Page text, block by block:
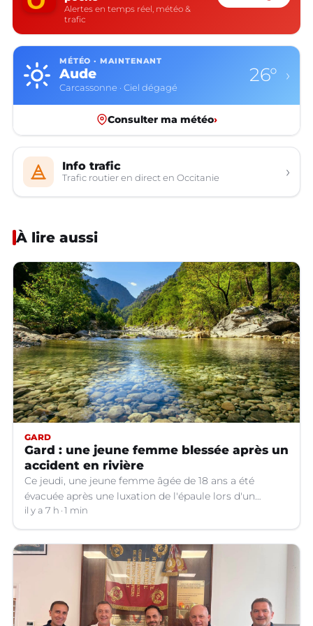
Alertes en temps réel, météo &
trafic
MÉTÉO · MAINTENANT
Aude
Carcassonne · Ciel dégagé
26° ›
Consulter ma météo›
Info trafic
Trafic routier en direct en Occitanie ›
À lire aussi
GARD
Gard : une jeune femme blessée après un
accident en rivière
Ce jeudi, une jeune femme âgée de 18 ans a été
évacuée après une luxation de l'épaule lors d'un
plongeon dans une rivière à Saint-André-de-
Valborgne (Gard).
il y a 7 h 1 min